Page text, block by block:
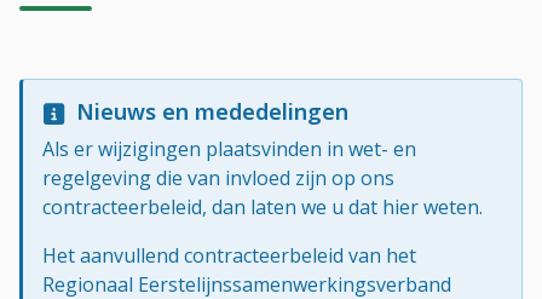
Nieuws en mededelingen
Als er wijzigingen plaatsvinden in wet- en
regelgeving die van invloed zijn op ons
contracteerbeleid, dan laten we u dat hier weten.
Het aanvullend contracteerbeleid van het
Regionaal Eerstelijnssamenwerkingsverband